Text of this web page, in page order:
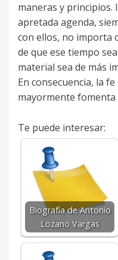
maneras y principios.
apretada agenda,
con ellos, no importa
de que ese tiempo
material sea de más
En consecuencia, la
mayormente
Te puede interesar:
Biografía de Antonio
Lozano Vargas